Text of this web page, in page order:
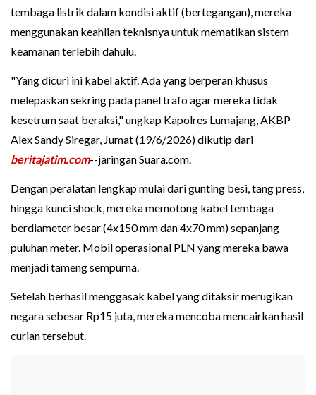
tembaga listrik dalam kondisi aktif (bertegangan), mereka
menggunakan keahlian teknisnya untuk mematikan sistem
keamanan terlebih dahulu.
"Yang dicuri ini kabel aktif. Ada yang berperan khusus
melepaskan sekring pada panel trafo agar mereka tidak
kesetrum saat beraksi," ungkap Kapolres Lumajang, AKBP
Alex Sandy Siregar, Jumat (19/6/2026) dikutip dari
beritajatim.com--jaringan Suara.com.
Dengan peralatan lengkap mulai dari gunting besi, tang press,
hingga kunci shock, mereka memotong kabel tembaga
berdiameter besar (4x150 mm dan 4x70 mm) sepanjang
puluhan meter. Mobil operasional PLN yang mereka bawa
menjadi tameng sempurna.
Setelah berhasil menggasak kabel yang ditaksir merugikan
negara sebesar Rp15 juta, mereka mencoba mencairkan hasil
curian tersebut.